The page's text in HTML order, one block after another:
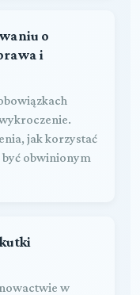
o
i
jak korzystać
obwinionym
w